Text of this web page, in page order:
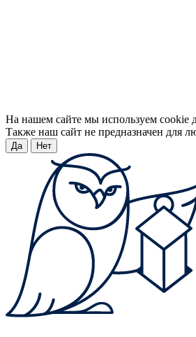
На нашем сайте мы используем cookie
Также наш сайт не предназначен для
Да Нет